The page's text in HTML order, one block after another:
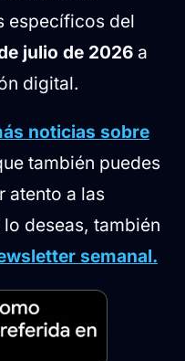
específicos del
julio de 2026 a
digital.
noticias sobre
también puedes
atento a las
deseas, también
semanal.